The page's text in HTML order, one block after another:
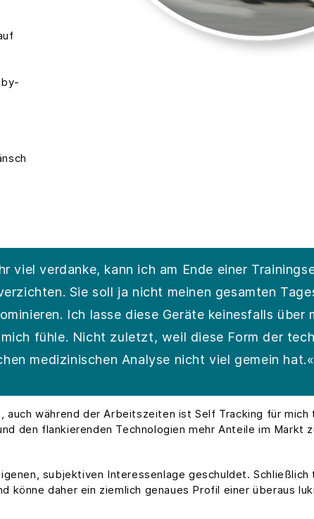
viel verdanke, kann ich am Ende einer
Sie soll ja nicht meinen gesamten
Ich lasse diese Geräte keinesfalls über
fühle. Nicht zuletzt, weil diese Form der
medizinischen Analyse nicht viel gemein hat.«
während der Arbeitszeiten ist Self Tracking für mich
den flankierenden Technologien mehr Anteile im Markt
subjektiven Interessenlage geschuldet. Schließlich
könne daher ein ziemlich genaues Profil einer überaus